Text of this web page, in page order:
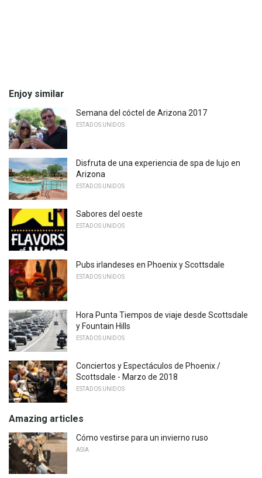
Enjoy similar
Semana del cóctel de Arizona 2017
ESTADOS UNIDOS
Disfruta de una experiencia de spa de lujo en
Arizona
ESTADOS UNIDOS
Sabores del oeste
ESTADOS UNIDOS
Pubs irlandeses en Phoenix y Scottsdale
ESTADOS UNIDOS
Hora Punta Tiempos de viaje desde Scottsdale
y Fountain Hills
ESTADOS UNIDOS
Conciertos y Espectáculos de Phoenix /
Scottsdale - Marzo de 2018
ESTADOS UNIDOS
Amazing articles
Cómo vestirse para un invierno ruso
ASIA